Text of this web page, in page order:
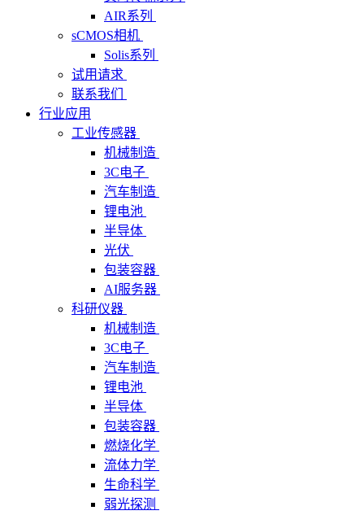
AIR系列
sCMOS相机
Solis系列
试用请求
联系我们
行业应用
工业传感器
机械制造
3C电子
汽车制造
锂电池
半导体
光伏
包装容器
AI服务器
科研仪器
机械制造
3C电子
汽车制造
锂电池
半导体
包装容器
燃烧化学
流体力学
生命科学
弱光探测